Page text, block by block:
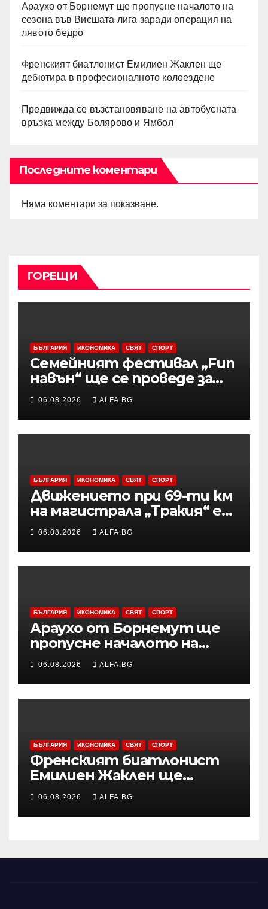
Араухо от Борнемут ще пропусне началото на
сезона във Висшата лига заради операция на
лявото бедро
Френският биатлонист Емилиен Жаклен ще
дебютира в професионалното колоездене
Предвижда се възстановяване на автобусната
връзка между Болярово и Ямбол
Последните коментари
Няма коментари за показване.
ГОРЕЩИ
БЪЛГАРИЯ ИКОНОМИКА СВЯТ СПОРТ
Семейният фестивал „Fun
навън“ ще се проведе за
осми път в Трявна
06.08.2026 ALFA.BG
БЪЛГАРИЯ ИКОНОМИКА СВЯТ СПОРТ
Движението при 69-ти км
на магистрала „Тракия“ е
затворено заради
възникналия пожар в
района
06.08.2026 ALFA.BG
БЪЛГАРИЯ ИКОНОМИКА СВЯТ СПОРТ
Араухо от Борнемут ще
пропусне началото на
сезона във Висшата лига
заради операция на лявото
бедро
06.08.2026 ALFA.BG
БЪЛГАРИЯ ИКОНОМИКА СВЯТ СПОРТ
Френският биатлонист
Емилиен Жаклен ще
дебютира в
професионалното
колоездене
06.08.2026 ALFA.BG